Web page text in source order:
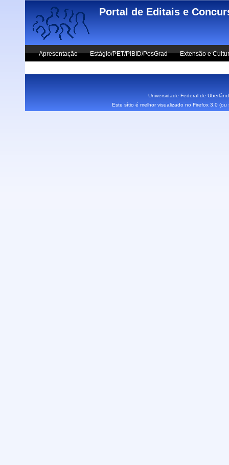
Skip to main content
Portal de Editais e
Apresentação Estágio/PET/PIBID/PosGrad Extensão e
Universidade Federal de
Este sítio é melhor visualizado no Firefox 3.0